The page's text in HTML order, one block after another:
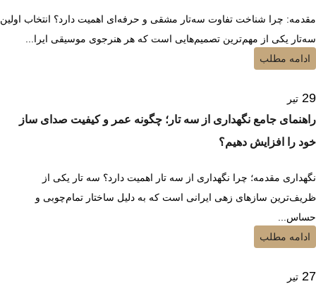
مقدمه: چرا شناخت تفاوت سه‌تار مشقی و حرفه‌ای اهمیت دارد؟ انتخاب اولین
سه‌تار یکی از مهم‌ترین تصمیم‌هایی است که هر هنرجوی موسیقی ایرا...
ادامه مطلب
29 تیر
راهنمای جامع نگهداری از سه تار؛ چگونه عمر و کیفیت صدای ساز
خود را افزایش دهیم؟
نگهداری مقدمه؛ چرا نگهداری از سه تار اهمیت دارد؟ سه تار یکی از
ظریف‌ترین سازهای زهی ایرانی است که به دلیل ساختار تمام‌چوبی و
حساس...
ادامه مطلب
27 تیر